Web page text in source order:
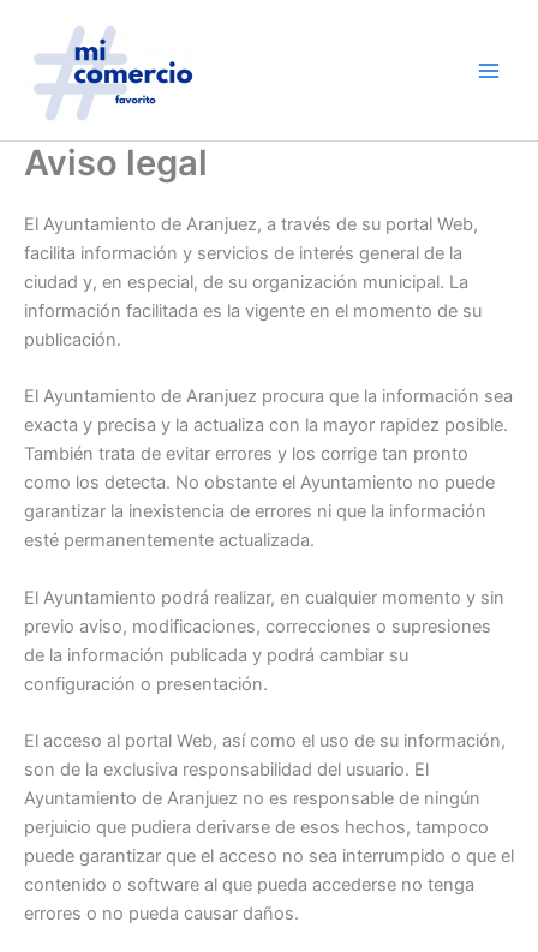
contenido
Aviso legal
El Ayuntamiento de Aranjuez, a través de su portal Web,
facilita información y servicios de interés general de la
ciudad y, en especial, de su organización municipal. La
información facilitada es la vigente en el momento de su
publicación.
El Ayuntamiento de Aranjuez procura que la información sea
exacta y precisa y la actualiza con la mayor rapidez posible.
También trata de evitar errores y los corrige tan pronto
como los detecta. No obstante el Ayuntamiento no puede
garantizar la inexistencia de errores ni que la información
esté permanentemente actualizada.
El Ayuntamiento podrá realizar, en cualquier momento y sin
previo aviso, modificaciones, correcciones o supresiones
de la información publicada y podrá cambiar su
configuración o presentación.
El acceso al portal Web, así como el uso de su información,
son de la exclusiva responsabilidad del usuario. El
Ayuntamiento de Aranjuez no es responsable de ningún
perjuicio que pudiera derivarse de esos hechos, tampoco
puede garantizar que el acceso no sea interrumpido o que el
contenido o software al que pueda accederse no tenga
errores o no pueda causar daños.